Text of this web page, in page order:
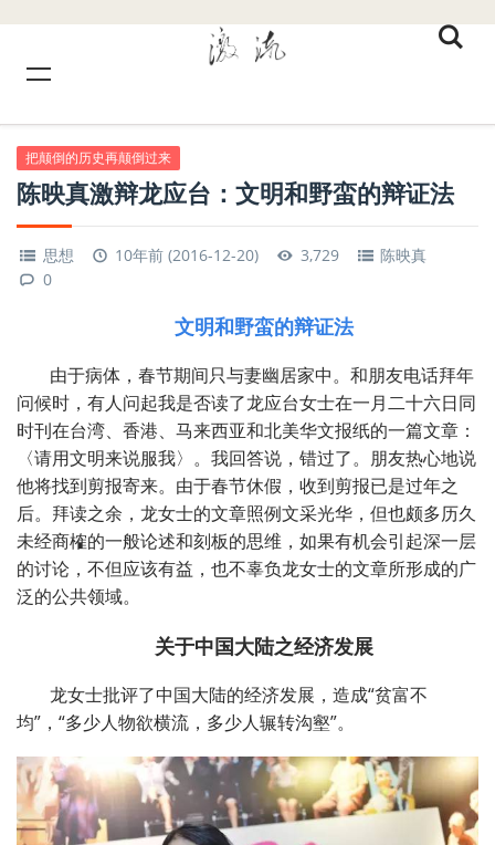
把颠倒的历史再颠倒过来
陈映真激辩龙应台：文明和野蛮的辩证法
思想 10年前 (2016-12-20) 3,729
陈映真
0
文明和野蛮的辩证法
由于病体，春节期间只与妻幽居家中。和朋友电话拜年
问候时，有人问起我是否读了龙应台女士在一月二十六日同
时刊在台湾、香港、马来西亚和北美华文报纸的一篇文章：
〈请用文明来说服我〉。我回答说，错过了。朋友热心地说
他将找到剪报寄来。由于春节休假，收到剪报已是过年之
后。拜读之余，龙女士的文章照例文采光华，但也颇多历久
未经商榷的一般论述和刻板的思维，如果有机会引起深一层
的讨论，不但应该有益，也不辜负龙女士的文章所形成的广
泛的公共领域。
关于中国大陆之经济发展
龙女士批评了中国大陆的经济发展，造成“贫富不
均”，“多少人物欲横流，多少人辗转沟壑”。